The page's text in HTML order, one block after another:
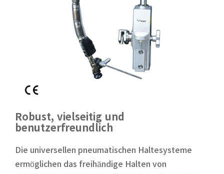
Robust, vielseitig und
benutzerfreundlich
Die universellen pneumatischen Haltesysteme
ermöglichen das freihändige Halten von